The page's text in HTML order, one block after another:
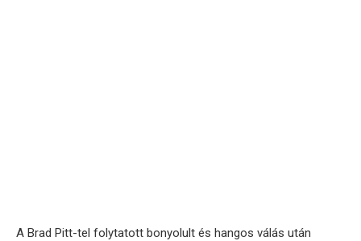
A Brad Pitt-tel folytatott bonyolult és hangos válás után